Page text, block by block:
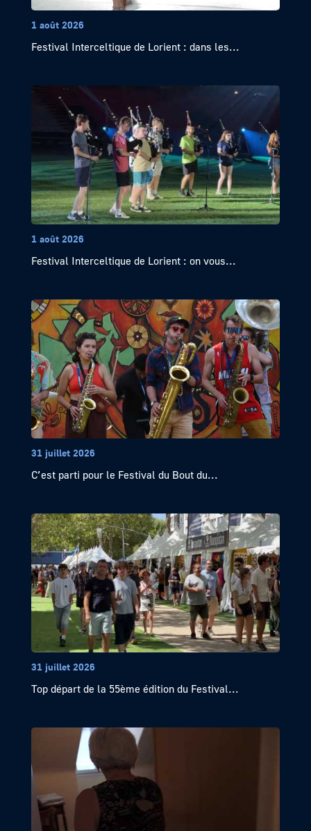
1 août 2026
Festival Interceltique de Lorient : dans les...
1 août 2026
Festival Interceltique de Lorient : on vous...
31 juillet 2026
C’est parti pour le Festival du Bout du...
31 juillet 2026
Top départ de la 55ème édition du Festival...